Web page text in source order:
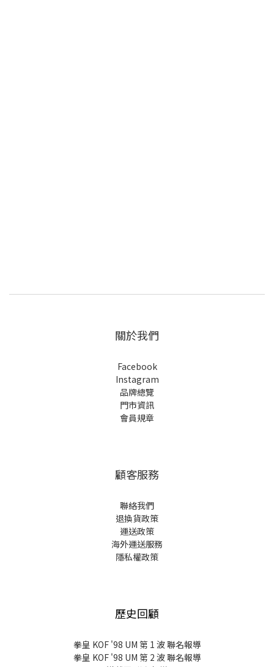
關於我們
Facebook
Instagram
品牌總覽
門市資訊
會員規章
顧客服務
聯絡我們
退換貨政策
運送政策
海外運送服務
隱私權政策
歷史回顧
拳皇 KOF '98 UM 第 1 波 聯名報導
拳皇 KOF '98 UM 第 2 波 聯名報導